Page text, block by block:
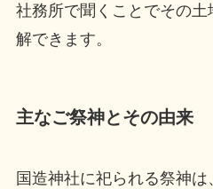
社務所で聞くことでその
解できます。
主なご祭神とその由来
国造神社に祀られる祭神